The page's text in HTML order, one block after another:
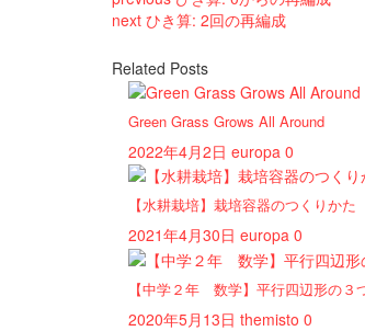
next ひき算: 2回の再編成
Related Posts
Green Grass Grows All Around
2022年4月2日 europa 0
【水耕栽培】栽培容器のつくりかた
2021年4月30日 europa 0
【中学２年 数学】平行四辺形の３
2020年5月13日 themisto 0